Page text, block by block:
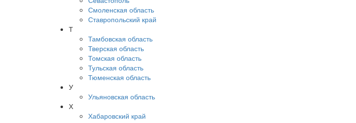
Смоленская область
Ставропольский край
Т
Тамбовская область
Тверская область
Томская область
Тульская область
Тюменская область
У
Ульяновская область
Х
Хабаровский край